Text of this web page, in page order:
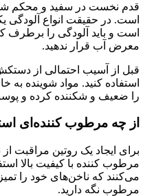
قدم نخست در سفید و محکم
است. در حقیقت انواع آلودگی
است و باید آلودگی را برطرف
معرض آب قرار ندهید.
قبل از آسیب احتمالی از
استفاده کنید. مواد شوینده به
را ضعیف و شکننده کرده و
از چه مرطوب کننده‌ای
برای ایجاد یک روتین مراقبت
مرطوب کننده با کیفیت بالا
می‌کنند که ناخن‌های خود را
مرطوب نگه دارید.